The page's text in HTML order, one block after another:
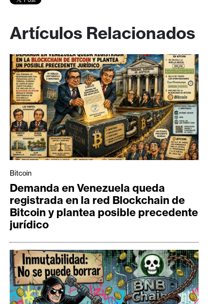
Artículos Relacionados
Bitcoin
Demanda en Venezuela queda
registrada en la red Blockchain de
Bitcoin y plantea posible precedente
jurídico